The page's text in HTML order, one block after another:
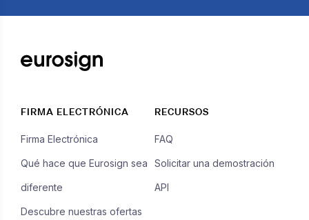
FIRMA ELECTRÓNICA
Firma Electrónica
Qué hace que Eurosign sea
diferente
Descubre nuestras ofertas
RECURSOS
FAQ
Solicitar una demostración
API